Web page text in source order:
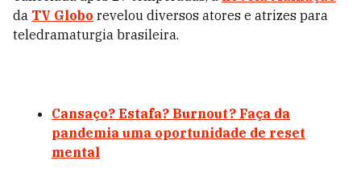
da TV Globo revelou diversos atores e atrizes para
teledramaturgia brasileira.
Cansaço? Estafa? Burnout? Faça da
pandemia uma oportunidade de reset
mental